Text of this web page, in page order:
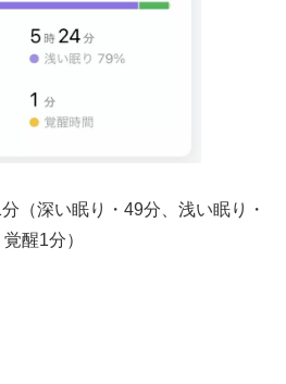
（深い眠り・49分、浅い眠り・
醒1分）